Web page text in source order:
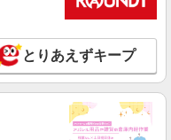
とりあえずキープ